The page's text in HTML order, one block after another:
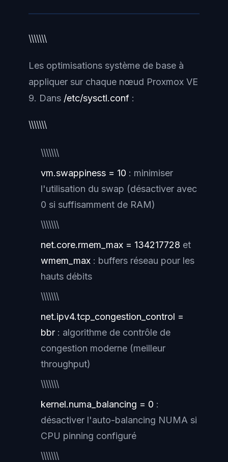
\\\\\\\
Les optimisations système de base à
appliquer sur chaque nœud Proxmox VE
9. Dans /etc/sysctl.conf :
\\\\\\\
\\\\\\\
vm.swappiness = 10 : minimiser
l'utilisation du swap (désactiver avec
0 si suffisamment de RAM)
\\\\\\\
net.core.rmem_max = 134217728 et
wmem_max : buffers réseau pour les
hauts débits
\\\\\\\
net.ipv4.tcp_congestion_control =
bbr : algorithme de contrôle de
congestion moderne (meilleur
throughput)
\\\\\\\
kernel.numa_balancing = 0 :
désactiver l'auto-balancing NUMA si
CPU pinning configuré
\\\\\\\